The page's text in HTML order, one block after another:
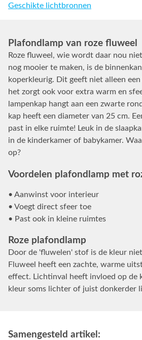
Geschikte lichtbronnen
Plafondlamp van roze fluweel
Roze fluweel, wie wordt daar nou
nog mooier te maken, is de
koperkleurig. Dit geeft niet alleen
het zorgt ook voor extra warm en
lampenkap hangt aan een zwarte
kap heeft een diameter van 25 cm.
past in elke ruimte! Leuk in de
in de kinderkamer of babykamer.
op?
Voordelen plafondlamp met
• Aanwinst voor interieur
• Voegt direct sfeer toe
• Past ook in kleine ruimtes
Roze plafondlamp
Door de 'fluwelen' stof is de kleur
Fluweel heeft een zachte, warme
effect. Lichtinval heeft invloed op de
kleur soms lichter of juist donkerder
Samengesteld artikel: